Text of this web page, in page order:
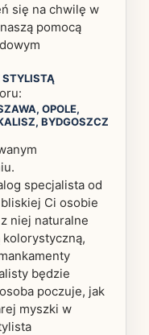
się na chwilę w
pomocą
STYLISTĄ
OPOLE,
BYDGOSZCZ
specjalista od
Ci osobie
niej naturalne
będzie
poczuje, jak
myszki w